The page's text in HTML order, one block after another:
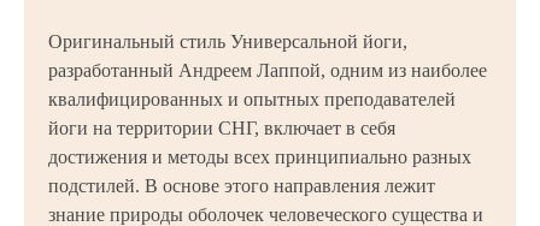
Оригинальный стиль Универсальной йоги,
разработанный Андреем Лаппой, одним из наиболее
квалифицированных и опытных преподавателей
йоги на территории СНГ, включает в себя
достижения и методы всех принципиально разных
подстилей. В основе этого направления лежит
знание природы оболочек человеческого существа и